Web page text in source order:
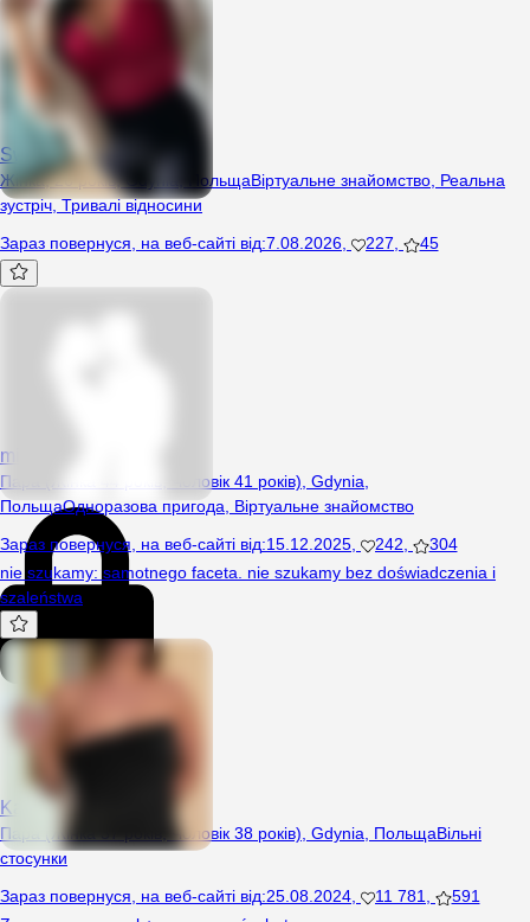
Swawolna
Жінка, 26 років, Gdynia, ПольщаВіртуальне знайомство Реальна
зустріч,Тривалі відносини
Зараз повернуся
на веб-сайті від:7.08.2026 227 45
milybull
Пара (Жінка 44 років, Чоловік 41 років), Gdynia,
ПольщаОдноразова пригода, Віртуальне знайомство
Зараз повернуся, на веб-сайті від:15.12.2025, 242,
304
nie szukamy: samotnego faceta. nie szukamy bez doświadczenia i
szaleństwa
Kamikamka
Пара (Жінка 37 років, Чоловік 38 років), Gdynia, ПольщаВільні
стосунки
Зараз повернуся
на веб-сайті від:25.08.2024 11 781
591